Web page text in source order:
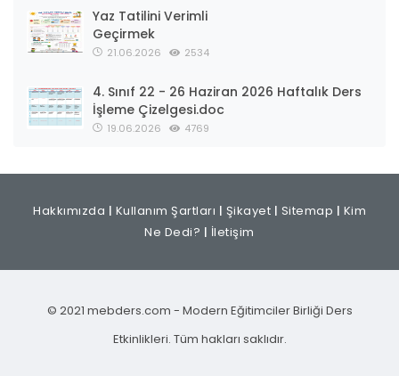
Yaz Tatilini Verimli
Geçirmek
21.06.2026 2534
4. Sınıf 22 - 26 Haziran 2026 Haftalık Ders
İşleme Çizelgesi.doc
19.06.2026 4769
Hakkımızda | Kullanım Şartları | Şikayet | Sitemap | Kim
Ne Dedi? | İletişim
© 2021 mebders.com - Modern Eğitimciler Birliği Ders
Etkinlikleri. Tüm hakları saklıdır.